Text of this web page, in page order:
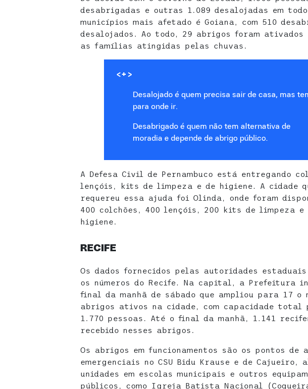
desabrigadas e outras 1.089 desalojadas em
municípios mais afetado é Goiana, com 510
desalojados. Ao todo, 29 abrigos foram ativados
as famílias atingidas pelas chuvas.
<+>
Desalojado é quem precisa sair de casa, mas
para onde ir.
Desabrigado é quem não tem alternativa de
moradia e depende de abrigo público.
A Defesa Civil de Pernambuco está entregando
lençóis, kits de limpeza e de higiene. A cidade
requereu essa ajuda foi Olinda, onde foram
400 colchões, 400 lençóis, 200 kits de limpeza
higiene.
RECIFE
Os dados fornecidos pelas autoridades estaduais
os números do Recife. Na capital, a Prefeitura
final da manhã de sábado que ampliou para 17 o
abrigos ativos na cidade, com capacidade total
1.770 pessoas. Até o final da manhã, 1.141
recebido nesses abrigos.
Os abrigos em funcionamentos são os pontos de
emergenciais no CSU Bidu Krause e de Cajueiro,
unidades em escolas municipais e outros
públicos, como Igreja Batista Nacional